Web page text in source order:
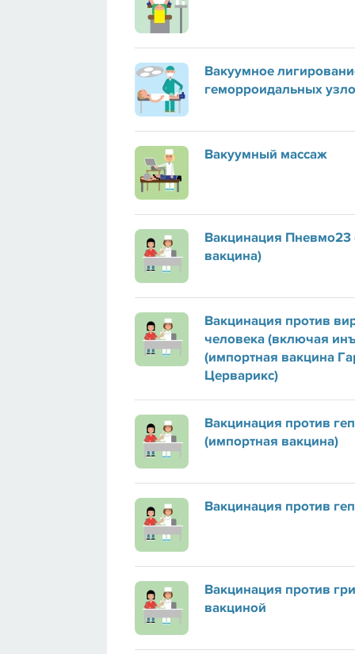
Вакуумное
геморроидальных
Вакуумный массаж
Вакцинация Пневмо23
вакцина)
Вакцинация против
человека (включая
(импортная вакцина
Церварикс)
Вакцинация против
(импортная вакцина)
Вакцинация против
Вакцинация против
вакциной